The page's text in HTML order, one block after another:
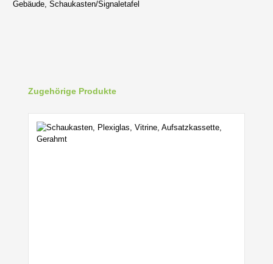
Produktgalerie überspringen
Zugehörige Produkte